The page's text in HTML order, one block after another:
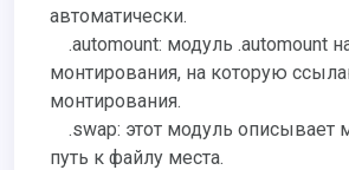
автоматически.
.automount: модуль .automount
монтирования, на которую
монтирования.
.swap: этот модуль описывает
путь к файлу места.